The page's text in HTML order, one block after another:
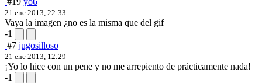
21 ene 2013, 22:33
Vaya la imagen ¿no es la misma que del gif
-1
#7 jugosilloso
21 ene 2013, 12:29
¡Yo lo hice con un pene y no me arrepiento de prácticamente nada!
-1